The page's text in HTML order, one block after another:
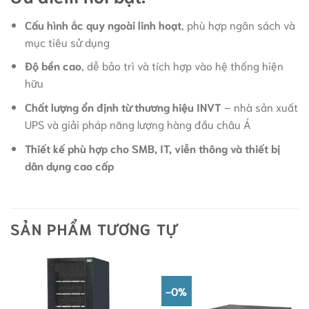
Cấu hình ắc quy ngoài linh hoạt, phù hợp ngân sách và
mục tiêu sử dụng
Độ bền cao, dễ bảo trì và tích hợp vào hệ thống hiện
hữu
Chất lượng ổn định từ thương hiệu INVT – nhà sản xuất
UPS và giải pháp năng lượng hàng đầu châu Á
Thiết kế phù hợp cho SMB, IT, viễn thông và thiết bị
dân dụng cao cấp
SẢN PHẨM TƯƠNG TỰ
-0%